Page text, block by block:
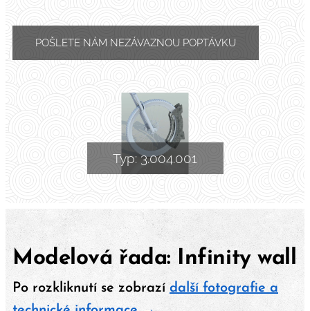
POŠLETE NÁM NEZÁVAZNOU POPTÁVKU
Typ: 3.004.001
Modelová řada: Infinity wall
Po rozkliknutí se zobrazí další fotografie a